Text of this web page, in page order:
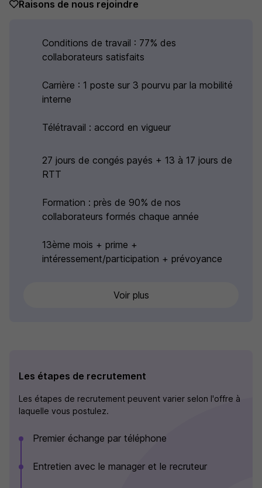
Raisons de nous rejoindre
Conditions de travail : 77% des
collaborateurs satisfaits
Carrière : 1 poste sur 3 pourvu par la mobilité
interne
Télétravail : accord en vigueur
27 jours de congés payés + 13 à 17 jours de
RTT
Formation : près de 90% de nos
collaborateurs formés chaque année
13ème mois + prime +
intéressement/participation + prévoyance
Voir plus
Les étapes de recrutement
Les étapes de recrutement peuvent varier selon l'offre à
laquelle vous postulez.
Premier échange par téléphone
Entretien avec le manager et le recruteur